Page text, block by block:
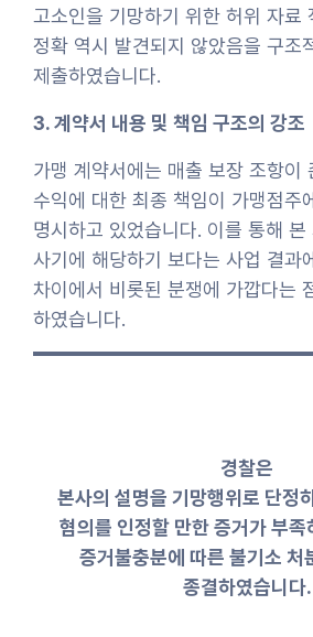
고소인을 기망하기 위한 허위 자료
정확 역시 발견되지 않았음을 구조
제출하였습니다.
3. 계약서 내용 및 책임 구조의 강조
가맹 계약서에는 매출 보장 조항이
수익에 대한 최종 책임이 가맹점주
명시하고 있었습니다. 이를 통해
사기에 해당하기 보다는 사업 결과
차이에서 비롯된 분쟁에 가깝다는
하였습니다.
경찰은
본사의 설명을 기망행위로 단정
혐의를 인정할 만한 증거가 부족
증거불충분에 따른 불기소 처
종결하였습니다.